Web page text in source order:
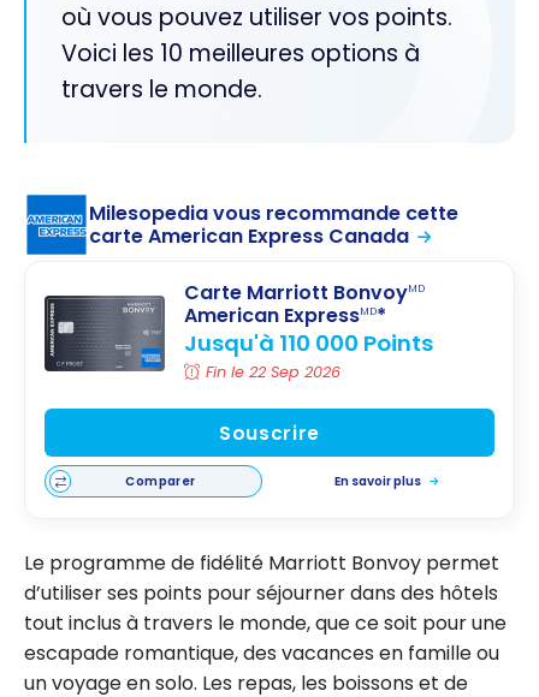
où vous pouvez utiliser vos points.
Voici les 10 meilleures options à
travers le monde.
Milesopedia vous recommande cette
carte American Express Canada
Carte Marriott BonvoyMD
American ExpressMD*
Jusqu'à 110 000 Points
Fin le 22 Sep 2026
Souscrire
Comparer En savoir plus
Le programme de fidélité Marriott Bonvoy permet
d’utiliser ses points pour séjourner dans des hôtels
tout inclus à travers le monde, que ce soit pour une
escapade romantique, des vacances en famille ou
un voyage en solo. Les repas, les boissons et de